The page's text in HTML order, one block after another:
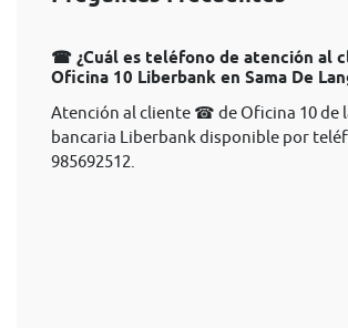
☎ ¿Cuál es teléfono de atención al
Oficina 10 Liberbank en Sama De
Atención al cliente ☎ de Oficina 10 de
bancaria Liberbank disponible por
985692512.